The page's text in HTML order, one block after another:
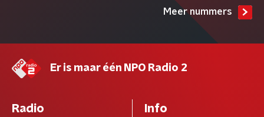
Meer nummers
Er is maar één NPO Radio 2
Radio Info